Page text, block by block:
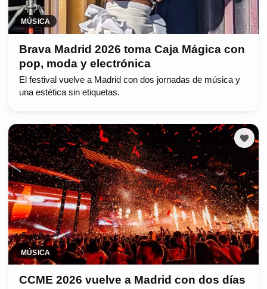
MÚSICA
Brava Madrid 2026 toma Caja Mágica con
pop, moda y electrónica
El festival vuelve a Madrid con dos jornadas de música y
una estética sin etiquetas.
MÚSICA
CCME 2026 vuelve a Madrid con dos días